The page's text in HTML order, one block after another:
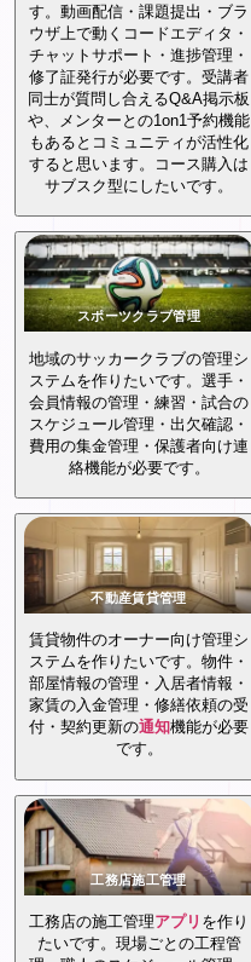
す。動画配信・課題提出・ブラ
ウザ上で動くコードエディタ・
チャットサポート・進捗管理・
修了証発行が必要です。受講者
同士が質問し合えるQ&A掲示板
や、メンターとの1on1予約機能
もあるとコミュニティが活性化
すると思います。コース購入は
サブスク型にしたいです。
スポーツクラブ管理
地域のサッカークラブの管理シ
ステムを作りたいです。選手・
会員情報の管理・練習・試合の
スケジュール管理・出欠確認・
費用の集金管理・保護者向け連
絡機能が必要です。
不動産賃貸管理
賃貸物件のオーナー向け管理シ
ステムを作りたいです。物件・
部屋情報の管理・入居者情報・
家賃の入金管理・修繕依頼の受
付・契約更新の通知機能が必要
です。
工務店施工管理
工務店の施工管理アプリ を作り
たいです。現場ごとの工程管